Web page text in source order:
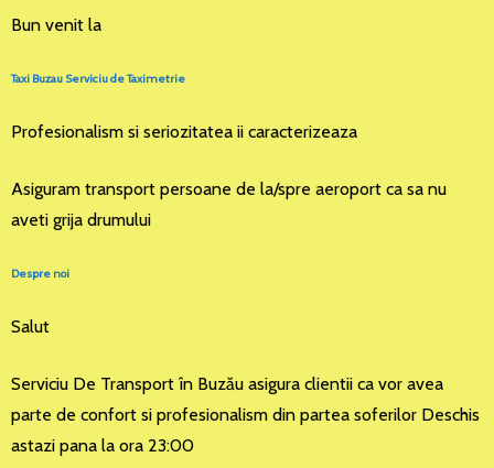
Bun venit la
Taxi Buzau Serviciu de Taximetrie
Profesionalism si seriozitatea ii caracterizeaza
Asiguram transport persoane de la/spre aeroport ca sa nu
aveti grija drumului
Despre noi
Salut
Serviciu De Transport în Buzău asigura clientii ca vor avea
parte de confort si profesionalism din partea soferilor Deschis
astazi pana la ora 23:00